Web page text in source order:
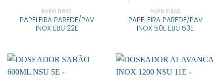
PAPELEIRAS
PAPELEIRA PAREDE/PAV
INOX EBU 22E
PAPELEIRAS
PAPELEIRA PAREDE/PAV
INOX 50L EBU 53E